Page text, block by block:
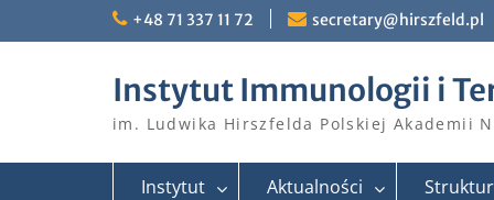
+48 71 337 11 72 secretary@hirszfeld.pl
Instytut Immunologii i
im. Ludwika Hirszfelda Polskiej Akademii
Instytut Aktualności